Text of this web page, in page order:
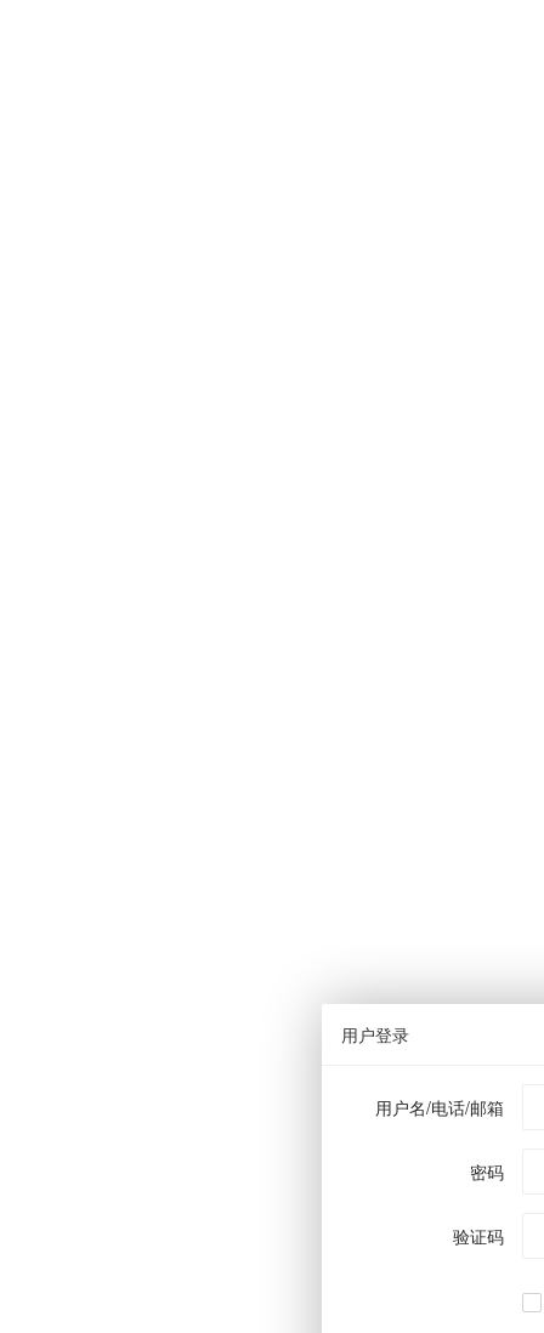
用户登录
用户名/电话/邮箱
密码
验证码